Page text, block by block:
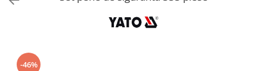
Clesti autoblocanti
Clesti pentru sertizat
-46%